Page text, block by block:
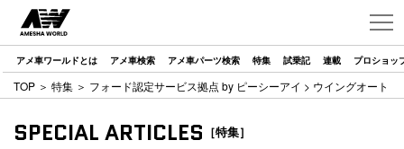
アメ車ワールドとは アメ車検索 アメ車パーツ検索 特集 試乗記 連載 プロショッ
TOP ＞ 特集 ＞ フォード認定サービス拠点 by ピーシーアイ > ウイングオート
SPECIAL ARTICLES ［特集］